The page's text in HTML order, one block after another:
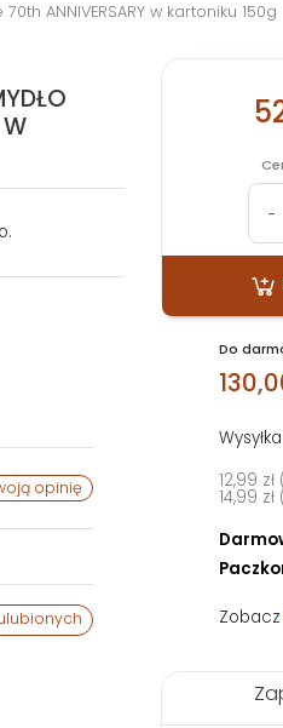
ANNIVERSARY w kartoniku 150g
opinię
-
Do
12,99
14,99
Zobacz